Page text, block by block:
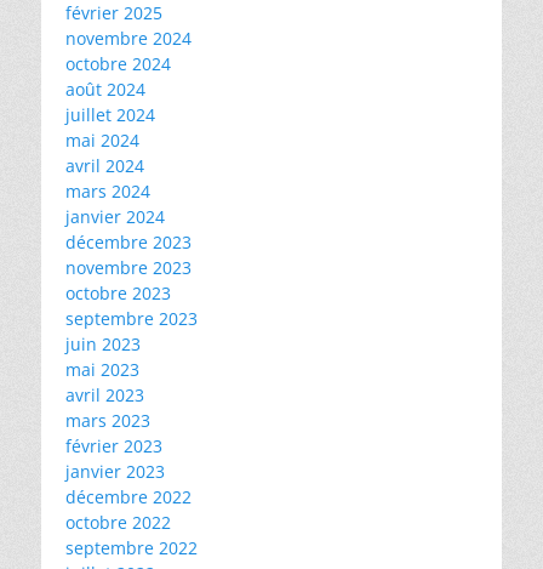
février 2025
novembre 2024
octobre 2024
août 2024
juillet 2024
mai 2024
avril 2024
mars 2024
janvier 2024
décembre 2023
novembre 2023
octobre 2023
septembre 2023
juin 2023
mai 2023
avril 2023
mars 2023
février 2023
janvier 2023
décembre 2022
octobre 2022
septembre 2022